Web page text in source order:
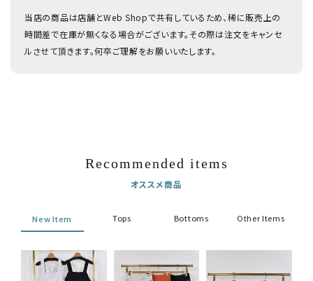
当店の商品は店舗とWeb Shopで共有しているため、稀に販売上の
時間差で在庫が無くなる場合がございます。その際は注文をキャンセ
ルさせて頂きます。何卒ご理解をお願いいたします。
Recommended items
オススメ商品
New Item Tops Bottoms Other Items